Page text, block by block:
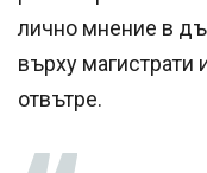
лично мнение в
върху магистрати
отвътре.